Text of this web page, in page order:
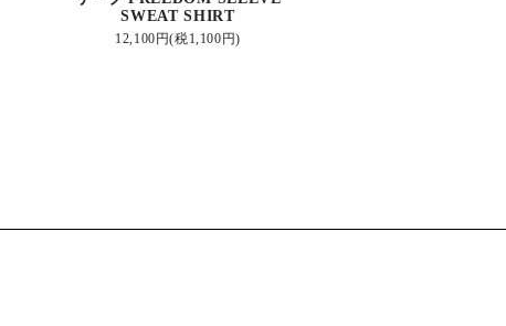
SWEAT SHIRT
12,100円(税1,100円)